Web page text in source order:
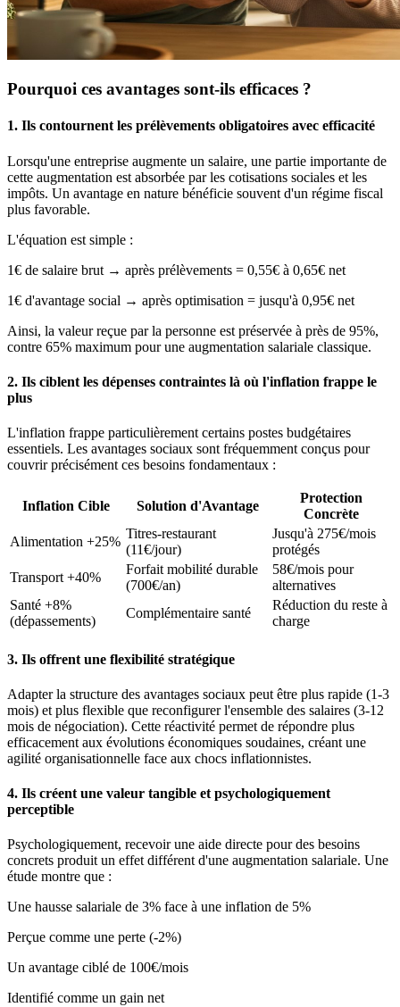
Pourquoi ces avantages sont-ils efficaces ?
1. Ils contournent les prélèvements obligatoires avec efficacité
Lorsqu'une entreprise augmente un salaire, une partie importante de
cette augmentation est absorbée par les cotisations sociales et les
impôts. Un avantage en nature bénéficie souvent d'un régime fiscal
plus favorable.
L'équation est simple :
1€ de salaire brut → après prélèvements = 0,55€ à 0,65€ net
1€ d'avantage social → après optimisation = jusqu'à 0,95€ net
Ainsi, la valeur reçue par la personne est préservée à près de 95%,
contre 65% maximum pour une augmentation salariale classique.
2. Ils ciblent les dépenses contraintes là où l'inflation frappe le
plus
L'inflation frappe particulièrement certains postes budgétaires
essentiels. Les avantages sociaux sont fréquemment conçus pour
couvrir précisément ces besoins fondamentaux :
Inflation Cible Solution d'Avantage
Protection
Concrète
Alimentation +25%
Titres-restaurant
(11€/jour)
Jusqu'à 275€/mois
protégés
Transport +40%
Forfait mobilité durable
(700€/an)
58€/mois pour
alternatives
Santé +8%
(dépassements)
Complémentaire santé
Réduction du reste à
charge
3. Ils offrent une flexibilité stratégique
Adapter la structure des avantages sociaux peut être plus rapide (1-3
mois) et plus flexible que reconfigurer l'ensemble des salaires (3-12
mois de négociation). Cette réactivité permet de répondre plus
efficacement aux évolutions économiques soudaines, créant une
agilité organisationnelle face aux chocs inflationnistes.
4. Ils créent une valeur tangible et psychologiquement
perceptible
Psychologiquement, recevoir une aide directe pour des besoins
concrets produit un effet différent d'une augmentation salariale. Une
étude montre que :
Une hausse salariale de 3% face à une inflation de 5%
Perçue comme une perte (-2%)
Un avantage ciblé de 100€/mois
Identifié comme un gain net